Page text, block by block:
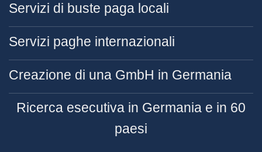
Servizi di buste paga locali
Servizi paghe internazionali
Creazione di una GmbH in Germania
Ricerca esecutiva in Germania e in 60
paesi